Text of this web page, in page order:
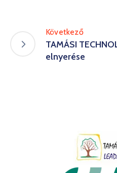
Következő
TAMÁSI
elnyerése